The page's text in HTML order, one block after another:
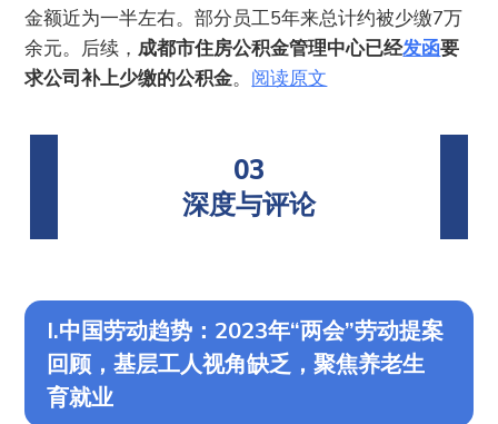
金额近为一半左右。部分员工5年来总计约被少缴7万
余元。后续， 成都市住房公积金管理中心已经发函要
求公司补上少缴的公积金。 阅读原文
03
深度与评论
I.中国劳动趋势：2023年“两会”劳动提案
回顾，基层工人视角缺乏，聚焦养老生
育就业